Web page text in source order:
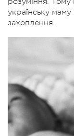
українську
захоплення.